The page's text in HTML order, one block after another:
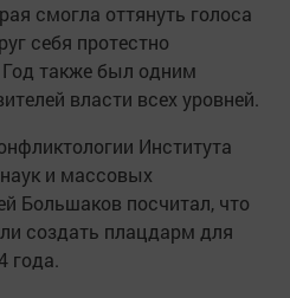
смогла оттянуть голоса
себя протестно
Год также был одним
власти всех уровней.
Института
и массовых
Большаков посчитал, что
создать плацдарм для
года.